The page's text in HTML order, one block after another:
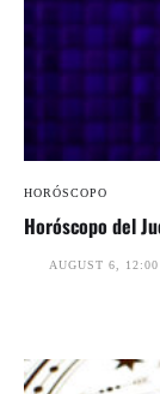
HORÓSCOPO
Horóscopo del
AUGUST 6,